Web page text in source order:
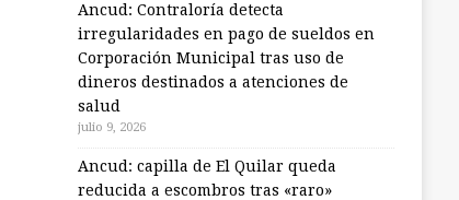
Ancud: Contraloría detecta
irregularidades en pago de sueldos en
Corporación Municipal tras uso de
dineros destinados a atenciones de
salud
julio 9, 2026
Ancud: capilla de El Quilar queda
reducida a escombros tras «raro»